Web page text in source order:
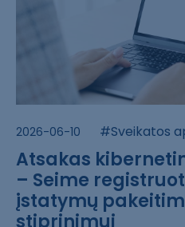
2026-06-10 #Sveikatos
Atsakas
– Seime
įstatymų